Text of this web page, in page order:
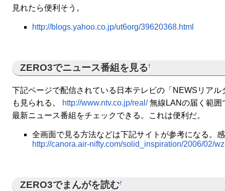
見れたら便利そう。
http://blogs.yahoo.co.jp/ut6org/39620368.html
ZERO3でニュース番組を見る†
下記ページで配信されている日本テレビの「NEWSリアル
も見られる。
http://www.ntv.co.jp/real/無線LANの届く範囲
最新ニュース番組をチェックできる。これは便利だ。
全画面で見る方法などは下記サイトが参考になる。
http://canora.air-nifty.com/solid_inspiration/2006/02/
ZERO3でまんがを読む†